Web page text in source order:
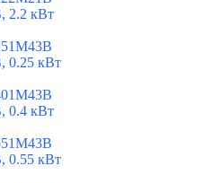
2.2 кВт
0.25 кВт
0.4 кВт
0.55 кВт